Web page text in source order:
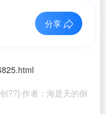
分享
??]·作者：海是天的倒